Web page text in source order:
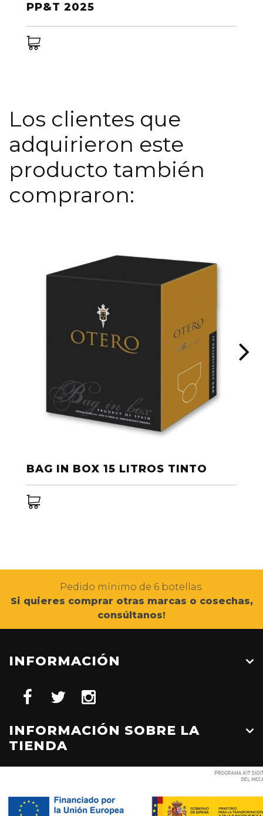
PP&T 2025
Los clientes que
adquirieron este
producto también
compraron:
BAG IN BOX 15 LITROS TINTO
Pedido mínimo de 6 botellas.
Si quieres comprar otras marcas o cosechas,
consúltanos!
INFORMACIÓN
INFORMACIÓN SOBRE LA
TIENDA